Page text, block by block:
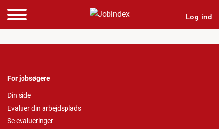
Log ind
For jobsøgere
Din side
Evaluer din arbejdsplads
Se evalueringer